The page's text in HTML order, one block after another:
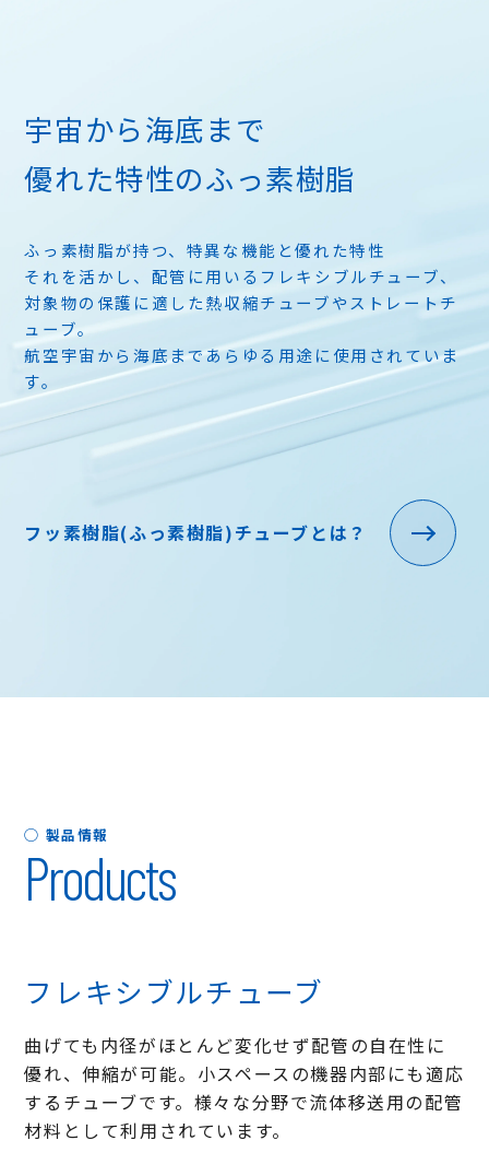
宇宙から海底まで
優れた特性のふっ素樹脂
ふっ素樹脂が持つ、特異な機能と優れた特性
それを活かし、配管に用いるフレキシブルチューブ、
対象物の保護に適した熱収縮チューブやストレートチ
ューブ。
航空宇宙から海底まであらゆる用途に使用されていま
す。
フッ素樹脂(ふっ素樹脂)チューブとは？
◯ 製品情報
Products
フレキシブルチューブ
曲げても内径がほとんど変化せず配管の自在性に
優れ、伸縮が可能。小スペースの機器内部にも適応
するチューブです。様々な分野で流体移送用の配管
材料として利用されています。